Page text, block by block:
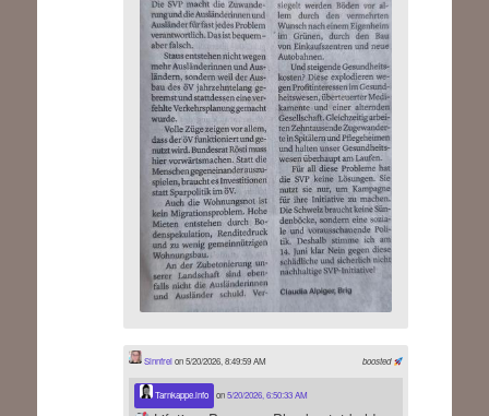
boosted
Sinnfreion 5/20/2026, 8:49:59 AM
Tarnkappe.info on5/20/2026, 6:50:33 AM